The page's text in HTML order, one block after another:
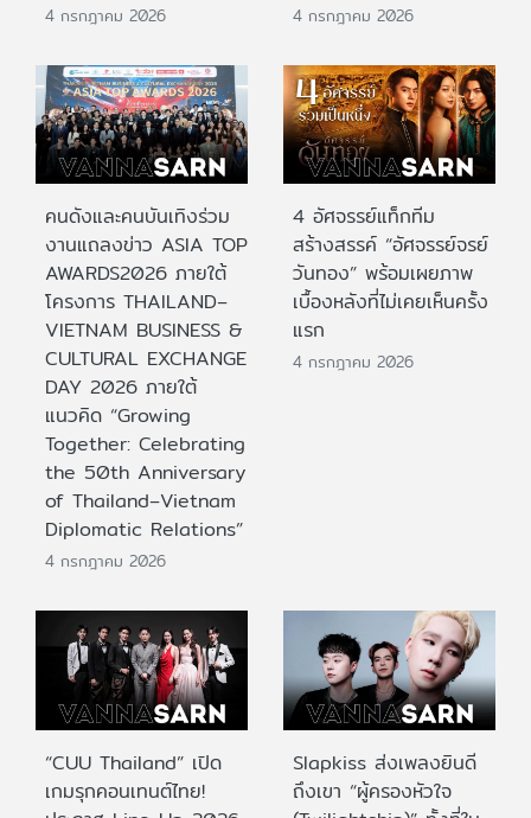
4 กรกฎาคม 2026 4 กรกฎาคม 2026
คนดังและคนบันเทิงร่วม
งานแถลงข่าว ASIA TOP
AWARDS2026 ภายใต้
โครงการ THAILAND–
VIETNAM BUSINESS &
CULTURAL EXCHANGE
DAY 2026 ภายใต้
แนวคิด “Growing
Together: Celebrating
the 50th Anniversary
of Thailand–Vietnam
Diplomatic Relations”
4 กรกฎาคม 2026
4 อัศจรรย์แท็กทีม
สร้างสรรค์ “อัศจรรย์จรย์
วันทอง” พร้อมเผยภาพ
เบื้องหลังที่ไม่เคยเห็นครั้ง
แรก
4 กรกฎาคม 2026
“CUU Thailand” เปิด
เกมรุกคอนเทนต์ไทย!
Slapkiss ส่งเพลงยินดี
ถึงเขา “ผู้ครองหัวใจ